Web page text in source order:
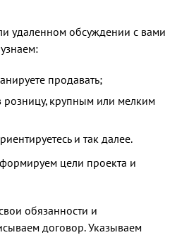
удаленном обсуждении с вами
продавать;
розницу, крупным или мелким
и так далее.
цели проекта и
обязанности и
договор. Указываем